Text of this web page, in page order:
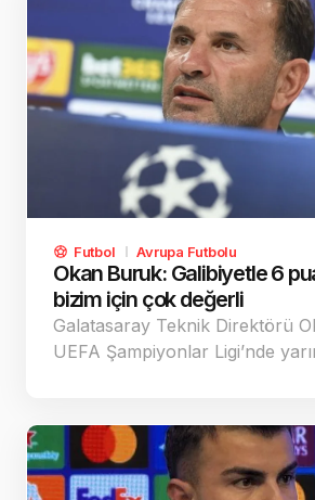
Futbol Avrupa Futbolu
Okan Buruk: Galibiyetle 6
bizim için çok değerli
Galatasaray Teknik Direktörü
UEFA Şampiyonlar Ligi’nde